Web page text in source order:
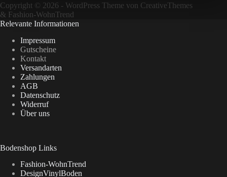
Copyright © 2026 - WordPress Theme von CreativeThemes
& Fashion-WohnTrend
Relevante Informationen
Impressum
Gutscheine
Kontakt
Versandarten
Zahlungen
AGB
Datenschutz
Widerruf
Über uns
Bodenshop Links
Fashion-WohnTrend
DesignVinylBoden